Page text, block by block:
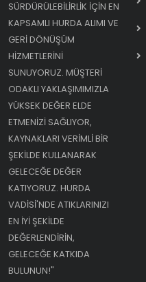
SÜRDÜRÜLEBILIRLIK IÇIN EN
KAPSAMLI HURDA ALIMI VE
GERI DÖNÜŞÜM
HIZMETLERINI
SUNUYORUZ. MÜŞTERI
ODAKLI YAKLAŞIMIMIZLA
YÜKSEK DEĞER ELDE
ETMENIZI SAĞLIYOR,
KAYNAKLARI VERIMLI BIR
ŞEKILDE KULLANARAK
GELECEĞE DEĞER
KATIYORUZ. HURDA
VADISI'NDE ATIKLARINIZI
EN IYI ŞEKILDE
DEĞERLENDIRIN,
GELECEĞE KATKIDA
BULUNUN!"